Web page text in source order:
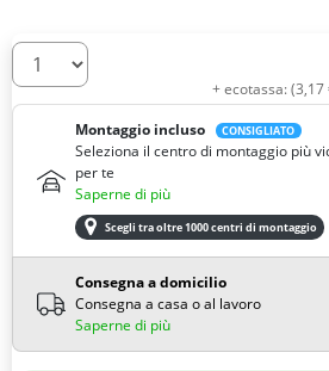
Quantità
+ ecotassa: (3,17
Montaggio incluso
CONSIGLIATO
Seleziona il centro di montaggio più
per te
Saperne di più
Scegli tra oltre 1000 centri di montaggio
Consegna a domicilio
Consegna a casa o al lavoro
Saperne di più